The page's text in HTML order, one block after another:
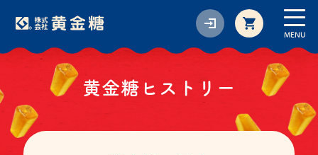
MENU
黄金糖ヒストリー